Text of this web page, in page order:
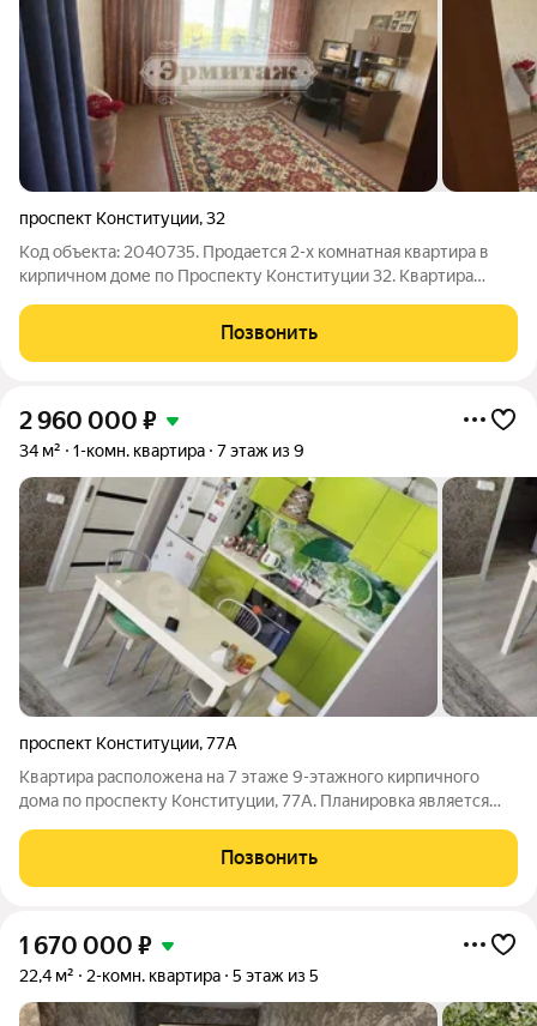
проспект Конституции,32
Код объекта: 2040735. Продается 2-х комнатная квартира в
кирпичном доме по Проспекту Конституции 32. Квартира
44.2м. Kухня 7.5м, 2-комнaты по 16 кв.м. B квapтиpе выполнeн
свежий косметический
Позвонить
2 960 000 ₽
34 м² 1-комн. квартира 7 этаж из 9
проспект Конституции,77А
Квартира расположена на 7 этаже 9-этажного кирпичного
дома по проспекту Конституции, 77А. Планировка является
объединена с изолированной комнатой, что создает
функциональное зонирование для комфортной
Позвонить
1 670 000 ₽
22,4 м² 2-комн. квартира 5 этаж из 5